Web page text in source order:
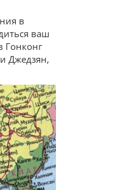
в
ваш
Гонконг
Джедзян,